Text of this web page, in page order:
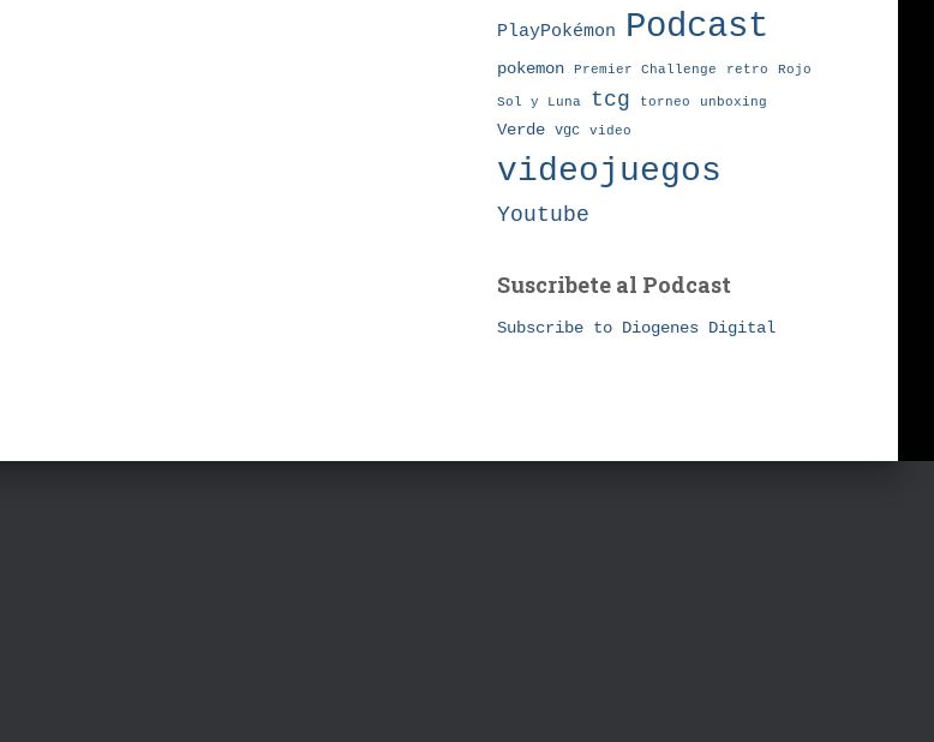
PlayPokémon Podcast
pokemon Premier Challenge retro Rojo
Sol y Luna tcg torneo unboxing
Verde vgc video
videojuegos
Youtube
Suscribete al Podcast
Subscribe to Diogenes Digital